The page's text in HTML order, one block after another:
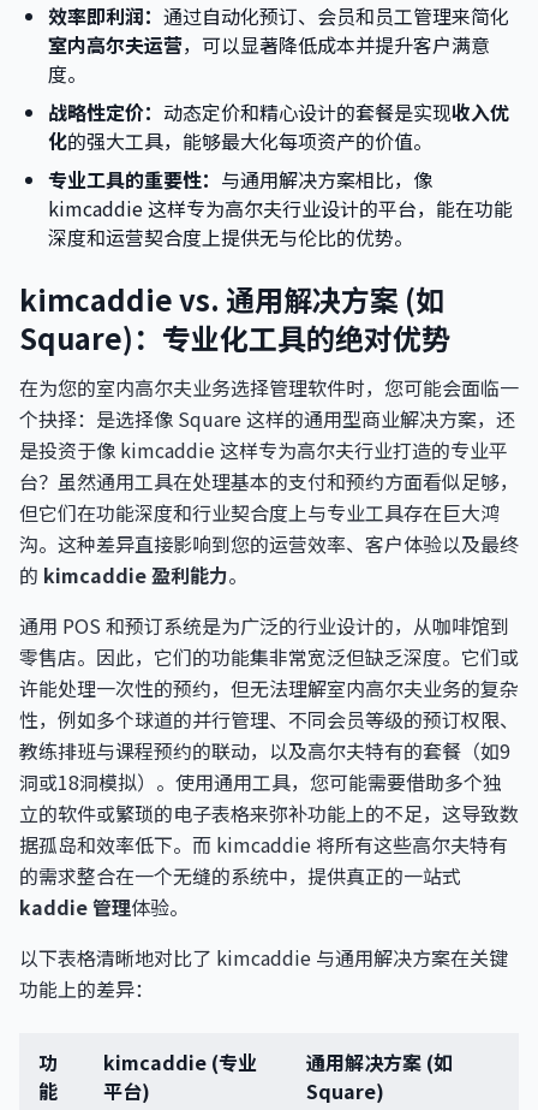
效率即利润： 通过自动化预订、会员和员工管理来简化
室内高尔夫运营，可以显著降低成本并提升客户满意
度。
战略性定价： 动态定价和精心设计的套餐是实现收入优
化的强大工具，能够最大化每项资产的价值。
专业工具的重要性： 与通用解决方案相比，像
kimcaddie 这样专为高尔夫行业设计的平台，能在功能
深度和运营契合度上提供无与伦比的优势。
kimcaddie vs. 通用解决方案 (如
Square)：专业化工具的绝对优势
在为您的室内高尔夫业务选择管理软件时，您可能会面临一
个抉择：是选择像 Square 这样的通用型商业解决方案，还
是投资于像 kimcaddie 这样专为高尔夫行业打造的专业平
台？虽然通用工具在处理基本的支付和预约方面看似足够，
但它们在功能深度和行业契合度上与专业工具存在巨大鸿
沟。这种差异直接影响到您的运营效率、客户体验以及最终
的 kimcaddie 盈利能力。
通用 POS 和预订系统是为广泛的行业设计的，从咖啡馆到
零售店。因此，它们的功能集非常宽泛但缺乏深度。它们或
许能处理一次性的预约，但无法理解室内高尔夫业务的复杂
性，例如多个球道的并行管理、不同会员等级的预订权限、
教练排班与课程预约的联动，以及高尔夫特有的套餐（如9
洞或18洞模拟）。使用通用工具，您可能需要借助多个独
立的软件或繁琐的电子表格来弥补功能上的不足，这导致数
据孤岛和效率低下。而 kimcaddie 将所有这些高尔夫特有
的需求整合在一个无缝的系统中，提供真正的一站式
kaddie 管理体验。
以下表格清晰地对比了 kimcaddie 与通用解决方案在关键
功能上的差异：
功
能
kimcaddie (专业
平台)
通用解决方案 (如
Square)